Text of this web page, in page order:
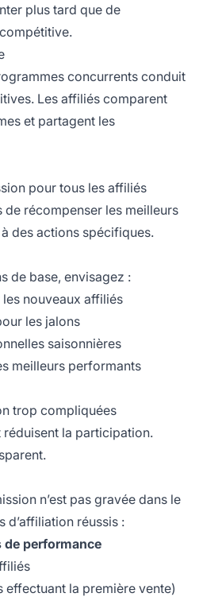
plus tard que de
concurrents conduit
Les affiliés comparent
et partagent les
pour tous les affiliés
récompenser les meilleurs
des actions spécifiques.
de base, envisagez :
nouveaux affiliés
les jalons
saisonnières
meilleurs performants
trop compliquées
la participation.
n’est pas gravée dans le
d’affiliation réussis :
de performance
effectuant la première vente)